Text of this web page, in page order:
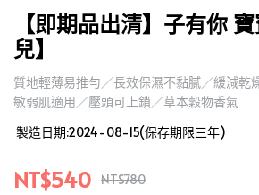
【即期品出清】子有你
兒】
質地輕薄易推勻／長效保濕不黏膩／緩減乾
敏弱肌適用／壓頭可上鎖／草本穀物香氣
製造日期:2024-08-15(保存期限三年)
NT$540 NT$780